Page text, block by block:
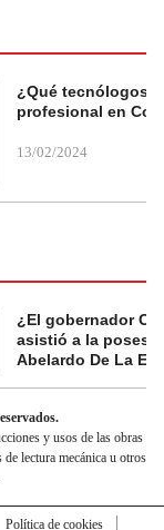
¿Qué tecnólogos
profesional en
13/02/2024
¿El gobernador
asistió a la
Abelardo De La
y usos de las obras
lectura mecánica u otros
Política de cookies